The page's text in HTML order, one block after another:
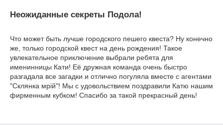
Неожиданные секреты Подола!
Что может быть лучше городского пешего квеста? Ну конечно
же, только городской квест на день рождения! Такое
увлекательное приключение выбрали ребята для
именинницы Кати! Её дружная команда очень быстро
разгадала все загадки и отлично погуляла вместе с агентами
"Склянка мрiй"! Мы с удовольствием поздравили Катю нашим
фирменным кубком! Спасибо за такой прекрасный день!